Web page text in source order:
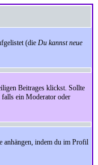
(die Du kannst neue
Beitrages klickst. Sollte
falls ein Moderator oder
anhängen, indem du im Profil